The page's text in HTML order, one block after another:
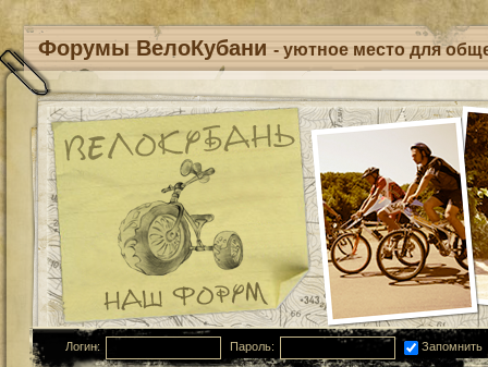
Форумы ВелоКубани - уютное место для
Логин: Пароль: Запомнить